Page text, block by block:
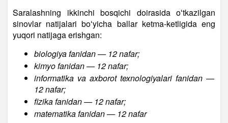
Saralashning ikkinchi bosqichi doirasida oʻtkazilgan
sinovlar natijalari boʻyicha ballar ketma-ketligida eng
yuqori natijaga erishgan:
biologiya fanidan — 12 nafar;
kimyo fanidan — 12 nafar;
informatika va axborot texnologiyalari fanidan —
12 nafar;
fizika fanidan — 12 nafar;
matematika fanidan — 12 nafar